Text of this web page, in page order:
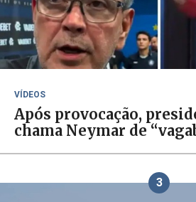
VÍDEOS
Após provocação,
chama Neymar de
3